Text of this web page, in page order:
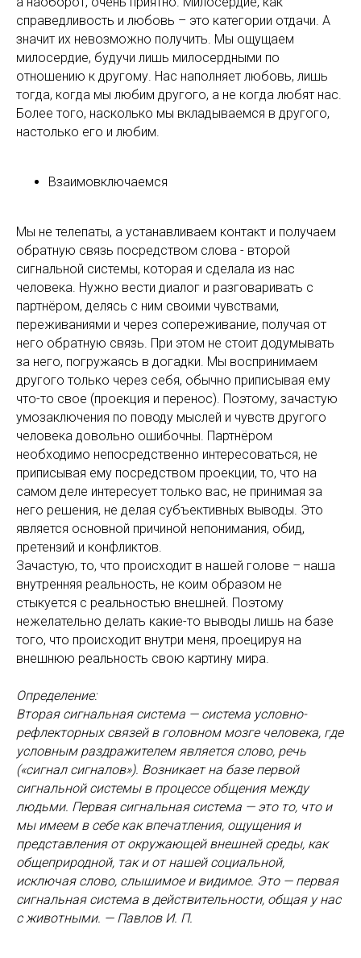
справедливость и любовь – это категории отдачи. А
значит их невозможно получить. Мы ощущаем
милосердие, будучи лишь милосердными по
отношению к другому. Нас наполняет любовь, лишь
тогда, когда мы любим другого, а не когда любят нас.
Более того, насколько мы вкладываемся в другого,
настолько его и любим.
Взаимовключаемся
Мы не телепаты, а устанавливаем контакт и получаем
обратную связь посредством слова - второй
сигнальной системы, которая и сделала из нас
человека. Нужно вести диалог и разговаривать с
партнёром, делясь с ним своими чувствами,
переживаниями и через сопереживание, получая от
него обратную связь. При этом не стоит додумывать
за него, погружаясь в догадки. Мы воспринимаем
другого только через себя, обычно приписывая ему
что-то свое (проекция и перенос). Поэтому, зачастую
умозаключения по поводу мыслей и чувств другого
человека довольно ошибочны. Партнёром
необходимо непосредственно интересоваться, не
приписывая ему посредством проекции, то, что на
самом деле интересует только вас, не принимая за
него решения, не делая субъективных выводы. Это
является основной причиной непонимания, обид,
претензий и конфликтов.
Зачастую, то, что происходит в нашей голове – наша
внутренняя реальность, не коим образом не
стыкуется с реальностью внешней. Поэтому
нежелательно делать какие-то выводы лишь на базе
того, что происходит внутри меня, проецируя на
внешнюю реальность свою картину мира.
Определение:
Вторая сигнальная система — система условно-
рефлекторных связей в головном мозге человека, где
условным раздражителем является слово, речь
(«сигнал сигналов»). Возникает на базе первой
сигнальной системы в процессе общения между
людьми. Первая сигнальная система — это то, что и
мы имеем в себе как впечатления, ощущения и
представления от окружающей внешней среды, как
общеприродной, так и от нашей социальной,
исключая слово, слышимое и видимое. Это — первая
сигнальная система в действительности, общая у нас
с животными. — Павлов И. П.